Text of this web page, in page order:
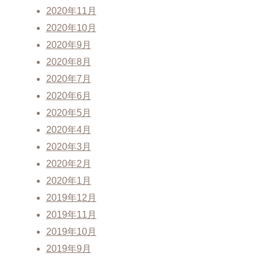
2020年11月
2020年10月
2020年9月
2020年8月
2020年7月
2020年6月
2020年5月
2020年4月
2020年3月
2020年2月
2020年1月
2019年12月
2019年11月
2019年10月
2019年9月